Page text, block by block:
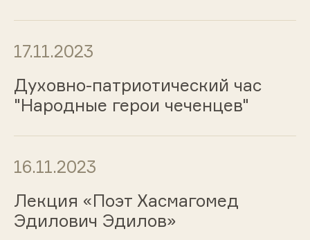
17.11.2023
Духовно-патриотический час
"Народные герои чеченцев"
16.11.2023
Лекция «Поэт Хасмагомед
Эдилович Эдилов»